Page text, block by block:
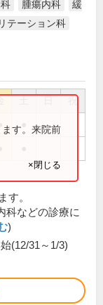
腫瘍内科
緩
テーション科
祝
す。来院前
×閉じる
す。
科などの診療に
)
(12/31～1/3)